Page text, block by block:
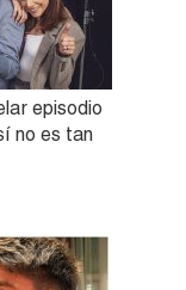
episodio
no es tan